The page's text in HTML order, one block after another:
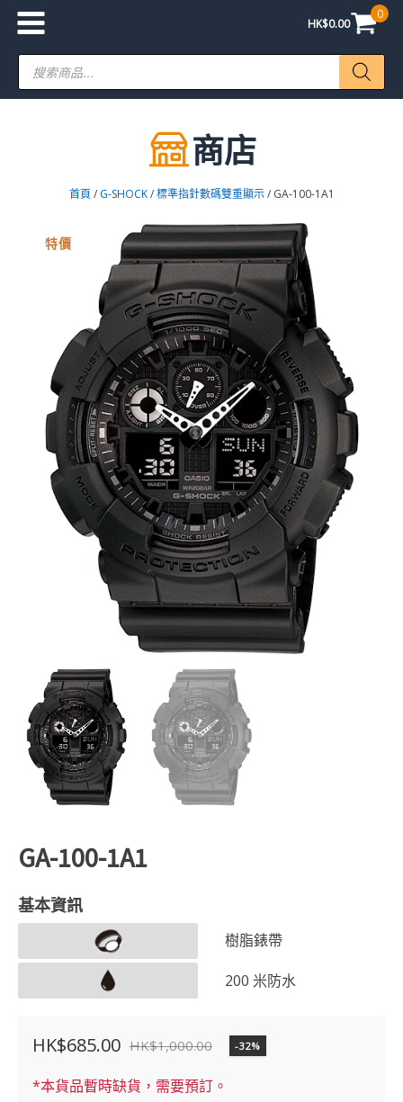
HK$0.00
0
Products
search
商店
首頁 / G-SHOCK/標準指針數碼雙重顯示/ GA-100-1A1
特價
GA-100-1A1
基本資訊
樹脂錶帶
200 米防水
HK$1,000.00
原
始
HK$685.00
目
前
-32%
*本貨品暫時缺貨，需要預訂。